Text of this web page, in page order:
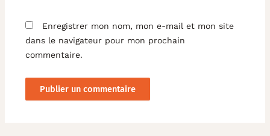
Enregistrer mon nom, mon e-mail et mon site
dans le navigateur pour mon prochain
commentaire.